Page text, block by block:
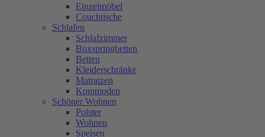
Einzelmöbel
Couchtische
Schlafen
Schlafzimmer
Boxspringbetten
Betten
Kleiderschränke
Matratzen
Kommoden
Schöner Wohnen
Polster
Wohnen
Speisen